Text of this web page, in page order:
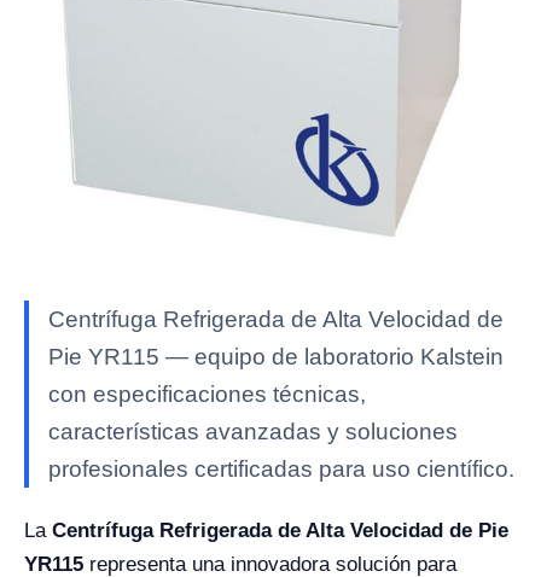
Centrífuga Refrigerada de Alta Velocidad de
Pie YR115 — equipo de laboratorio Kalstein
con especificaciones técnicas,
características avanzadas y soluciones
profesionales certificadas para uso científico.
La Centrífuga Refrigerada de Alta Velocidad de Pie
YR115 representa una innovadora solución para